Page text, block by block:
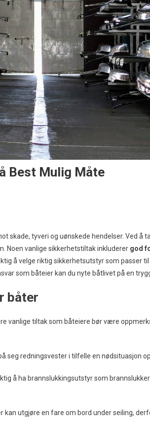
Best Mulig Måte
skade, tyveri og uønskede hendelser. Ved å
Noen vanlige sikkerhetstiltak inkluderer god
å velge riktig sikkerhetsutstyr som passer
som båteier kan du nyte båtlivet på en
båter
vanlige tiltak som båteiere bør være
seg redningsvester i tilfelle en nødsituasjon
å ha brannslukkingsutstyr som
kan utgjøre en fare om bord under seiling,